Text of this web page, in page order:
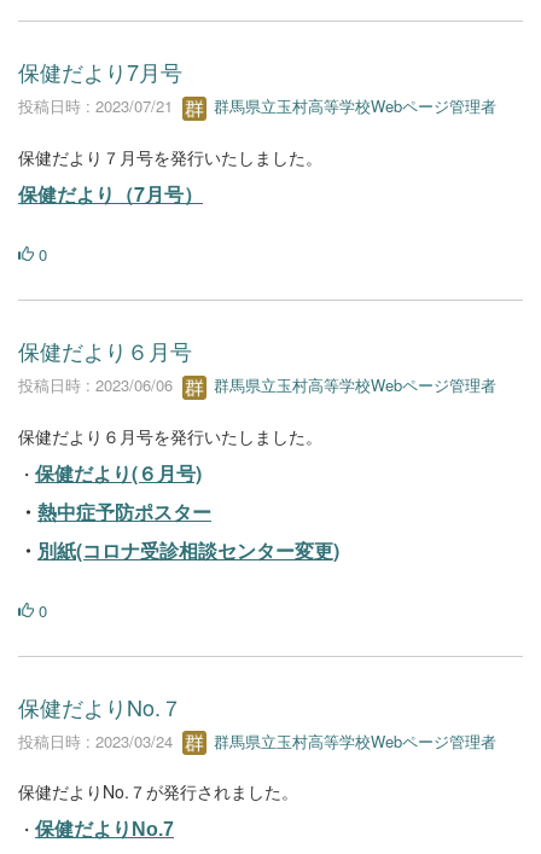
保健だより7月号
投稿日時 : 2023/07/21 群馬県立玉村高等学校Webページ管理者
保健だより７月号を発行いたしました。
保健だより（7月号）
0
保健だより６月号
投稿日時 : 2023/06/06 群馬県立玉村高等学校Webページ管理者
保健だより６月号を発行いたしました。
・ 保健だより(６月号)
・ 熱中症予防ポスター
・ 別紙(コロナ受診相談センター変更)
0
保健だよりNo.７
投稿日時 : 2023/03/24 群馬県立玉村高等学校Webページ管理者
保健だよりNo.７が発行されました。
・ 保健だよりNo.7